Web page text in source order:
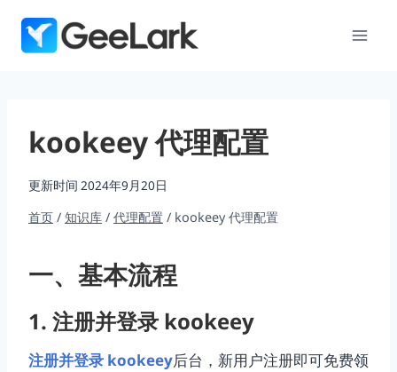
kookeey 代理配置
更新时间 2024年9月20日
首页 / 知识库 / 代理配置 / kookeey 代理配置
一、基本流程
1. 注册并登录 kookeey
注册并登录 kookeey后台，新用户注册即可免费领